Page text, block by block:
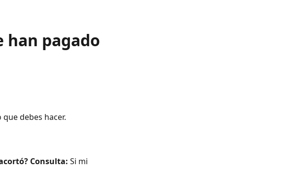
han pagado
debes hacer.
Consulta: Si mi